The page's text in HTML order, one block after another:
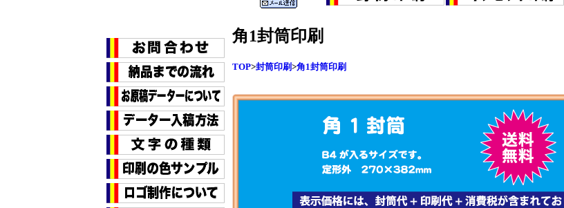
角1封筒印刷
TOP>封筒印刷>角1封筒印刷